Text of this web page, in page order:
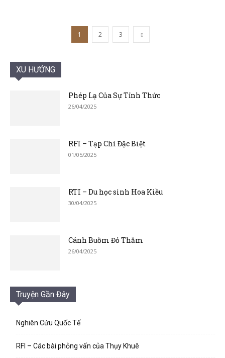
1 2 3
XU HƯỚNG
Phép Lạ Của Sự Tỉnh Thức
26/04/2025
RFI – Tạp Chí Đặc Biệt
01/05/2025
RTI – Du học sinh Hoa Kiều
30/04/2025
Cánh Buồm Đỏ Thắm
26/04/2025
Truyện Gần Đây
Nghiên Cứu Quốc Tế
RFI – Các bài phỏng vấn của Thụy Khuê